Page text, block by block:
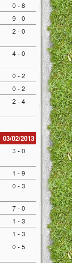
0 - 8
9 - 0
2 - 0
4 - 0
0 - 2
0 - 2
2 - 4
03/02/2013
3 - 0
1 - 9
0 - 3
7 - 0
1 - 3
1 - 3
0 - 5